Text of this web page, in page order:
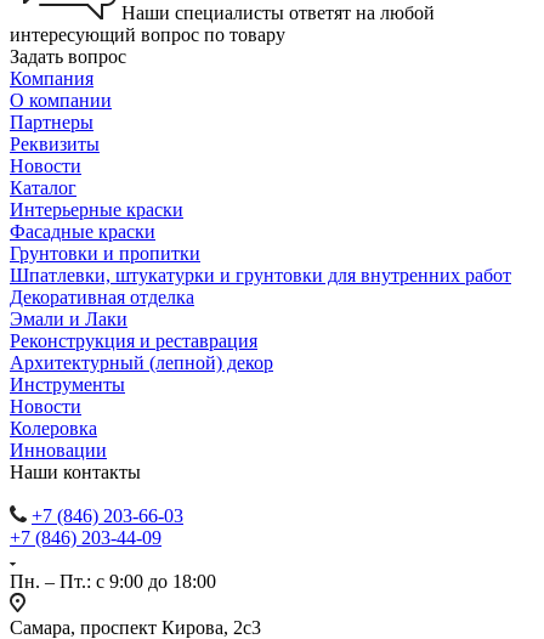
Наши специалисты ответят на любой
интересующий вопрос по товару
Задать вопрос
Компания
О компании
Партнеры
Реквизиты
Новости
Каталог
Интерьерные краски
Фасадные краски
Грунтовки и пропитки
Шпатлевки, штукатурки и грунтовки для внутренних работ
Декоративная отделка
Эмали и Лаки
Реконструкция и реставрация
Архитектурный (лепной) декор
Инструменты
Новости
Колеровка
Инновации
Наши контакты
+7 (846) 203-66-03
+7 (846) 203-44-09
Пн. – Пт.: с 9:00 до 18:00
Самара, проспект Кирова, 2с3